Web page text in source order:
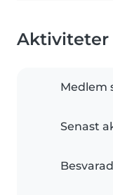
Aktiviteter
Medlem
Senast